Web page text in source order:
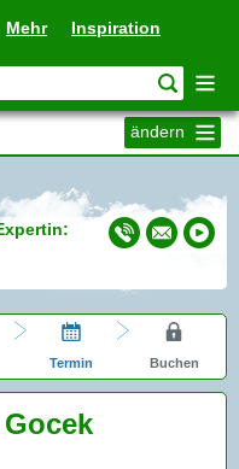
Mehr Inspiration
ändern
Termin Buchen